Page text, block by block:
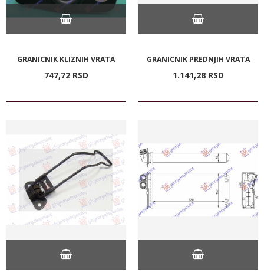
GRANICNIK KLIZNIH VRATA
747,72 RSD
GRANICNIK PREDNJIH VRATA
1.141,28 RSD